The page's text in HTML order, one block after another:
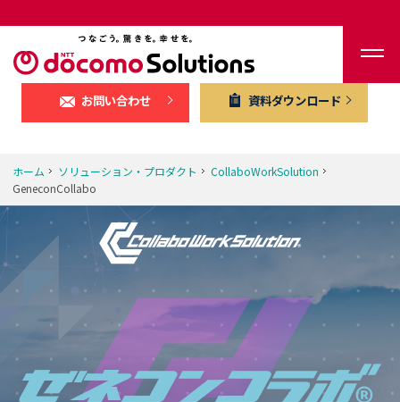
お問い合わせ 資料ダウンロード
ホーム ソリューション・プロダクト
CollaboWorkSolution
GeneconCollabo